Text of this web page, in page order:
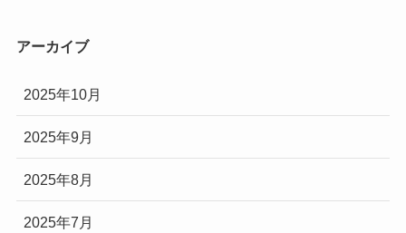
アーカイブ
2025年10月
2025年9月
2025年8月
2025年7月